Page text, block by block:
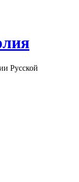
Русской